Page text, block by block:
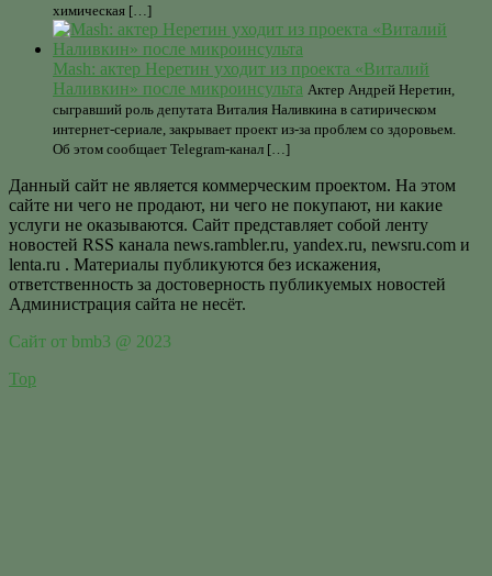
химическая […]
Mash: актер Неретин уходит из проекта «Виталий
Наливкин» после микроинсульта Актер Андрей Неретин,
сыгравший роль депутата Виталия Наливкина в сатирическом
интернет-сериале, закрывает проект из-за проблем со здоровьем.
Об этом сообщает Telegram-канал […]
Данный сайт не является коммерческим проектом. На этом
сайте ни чего не продают, ни чего не покупают, ни какие
услуги не оказываются. Сайт представляет собой ленту
новостей RSS канала news.rambler.ru, yandex.ru, newsru.com и
lenta.ru . Материалы публикуются без искажения,
ответственность за достоверность публикуемых новостей
Администрация сайта не несёт.
Сайт от bmb3 @ 2023
Top